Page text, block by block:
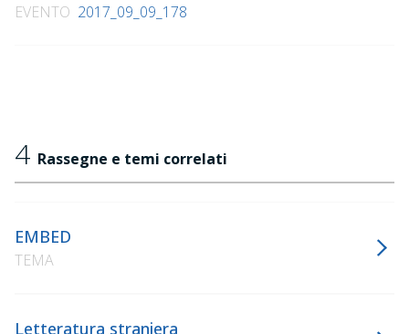
EVENTO 2017_09_09_178
4 Rassegne e temi correlati
EMBED
TEMA
Letteratura straniera